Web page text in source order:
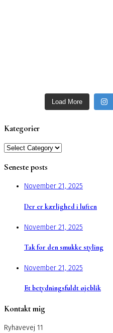
Load More
Kategorier
Kategorier
Seneste posts
November 21, 2025
Der er kærlighed i luften
November 21, 2025
Tak for den smukke styling
November 21, 2025
Et betydningsfuldt øjeblik
Kontakt mig
Ryhavevej 11